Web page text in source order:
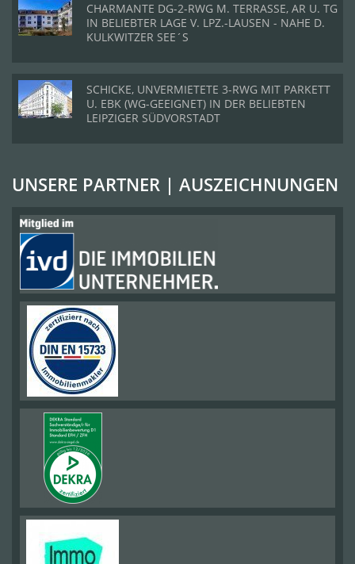
CHARMANTE DG-2-RWG M. TERRASSE, AR U. TG
IN BELIEBTER LAGE V. LPZ.-LAUSEN - NAHE D.
KULKWITZER SEE´S
SCHICKE, UNVERMIETETE 3-RWG MIT PARKETT
U. EBK (WG-GEEIGNET) IN DER BELIEBTEN
LEIPZIGER SÜDVORSTADT
UNSERE PARTNER | AUSZEICHNUNGEN